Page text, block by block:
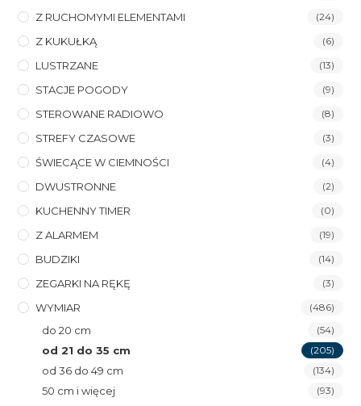
Z RUCHOMYMI ELEMENTAMI (24)
Z KUKUŁKĄ (6)
LUSTRZANE (13)
STACJE POGODY (9)
STEROWANE RADIOWO (8)
STREFY CZASOWE (3)
ŚWIECĄCE W CIEMNOŚCI (4)
DWUSTRONNE (2)
KUCHENNY TIMER (0)
Z ALARMEM (19)
BUDZIKI (14)
ZEGARKI NA RĘKĘ (3)
WYMIAR (486)
do 20 cm (54)
od 21 do 35 cm (205)
od 36 do 49 cm (134)
50 cm i więcej (93)